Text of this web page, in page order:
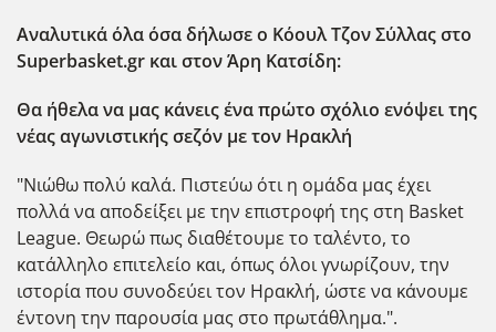
Αναλυτικά όλα όσα δήλωσε ο Κόουλ Τζον Σύλλας στο
Superbasket.gr και στον Άρη Κατσίδη:
Θα ήθελα να μας κάνεις ένα πρώτο σχόλιο ενόψει της
νέας αγωνιστικής σεζόν με τον Ηρακλή
"Νιώθω πολύ καλά. Πιστεύω ότι η ομάδα μας έχει
πολλά να αποδείξει με την επιστροφή της στη Basket
League. Θεωρώ πως διαθέτουμε το ταλέντο, το
κατάλληλο επιτελείο και, όπως όλοι γνωρίζουν, την
ιστορία που συνοδεύει τον Ηρακλή, ώστε να κάνουμε
έντονη την παρουσία μας στο πρωτάθλημα.".